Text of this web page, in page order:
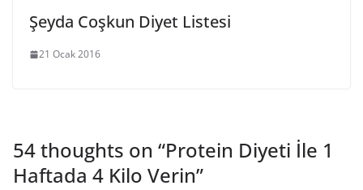
Şeyda Coşkun Diyet Listesi
21 Ocak 2016
54 thoughts on “Protein Diyeti İle 1
Haftada 4 Kilo Verin”